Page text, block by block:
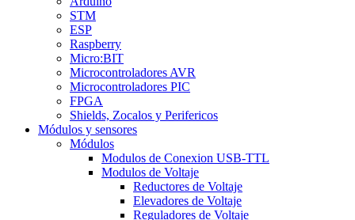
STM
ESP
Raspberry
Micro:BIT
Microcontroladores AVR
Microcontroladores PIC
FPGA
Shields, Zocalos y Perifericos
Módulos y sensores
Módulos
Modulos de Conexion USB-TTL
Modulos de Voltaje
Reductores de Voltaje
Elevadores de Voltaje
Reguladores de Voltaje